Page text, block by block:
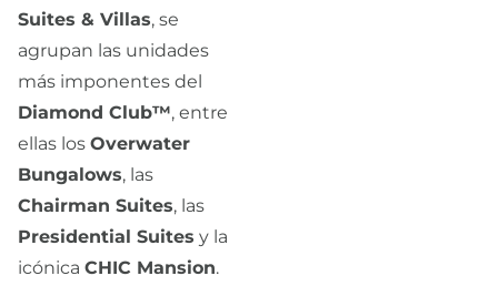
Suites & Villas, se
agrupan las unidades
más imponentes del
Diamond Club™, entre
ellas los Overwater
Bungalows, las
Chairman Suites, las
Presidential Suites y la
icónica CHIC Mansion.